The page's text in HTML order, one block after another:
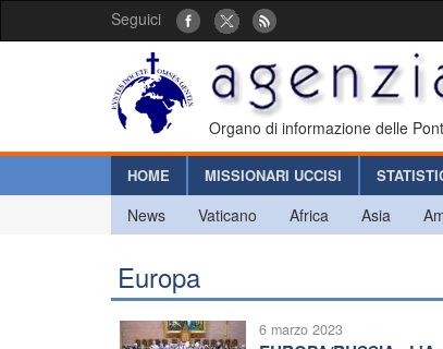
Seguici
Organo di informazione delle
HOME MISSIONARI UCCISI
News Vaticano Africa Asia
Europa
6 marzo 2023